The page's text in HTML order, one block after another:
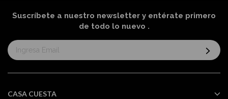
Suscríbete a nuestro newsletter y entérate primero
de todo lo nuevo .
Suscríbase
al
informativo:
CASA CUESTA